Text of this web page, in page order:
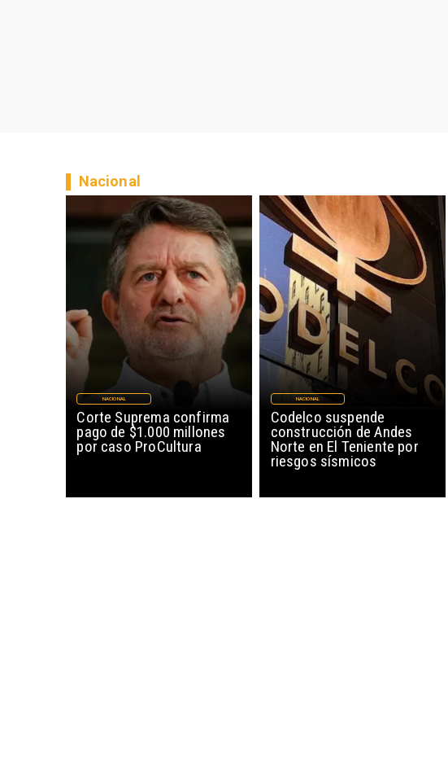
Corte Suprema confirma
pago de $1.000 millones
por caso ProCultura
NACIONAL
Codelco suspende
construcción de Andes
Norte en El Teniente por
riesgos sísmicos
NACIONAL
Nacional